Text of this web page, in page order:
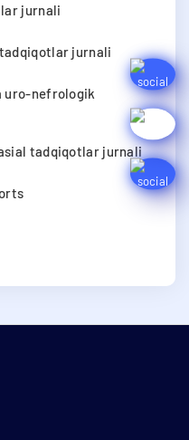
jurnali
jurnali
uro-nefrologik
tadqiqotlar jurnali